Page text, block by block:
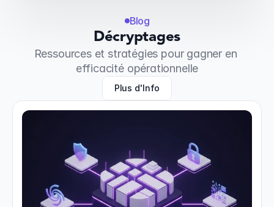
Blog
Décryptages
Ressources et stratégies pour gagner en
efficacité opérationnelle
Plus d'Info